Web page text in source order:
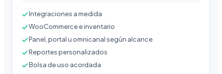
Integraciones a medida
WooCommerce e inventario
Panel, portal u omnicanal según alcance
Reportes personalizados
Bolsa de uso acordada